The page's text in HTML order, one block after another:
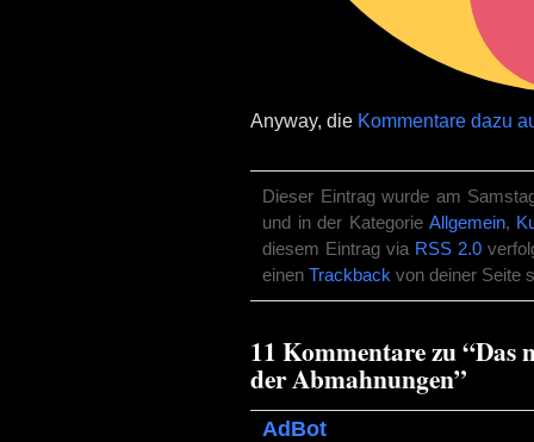
Anyway, die Kommentare dazu
Dieser Eintrag wurde am
und in der Kategorie Allgemein,
diesem Eintrag via RSS 2.0
einen Trackback von deiner Seite
11 Kommentare zu “Das
der Abmahnungen”
AdBot